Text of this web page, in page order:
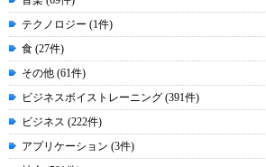
テクノロジー (1件)
食 (27件)
その他 (61件)
ビジネスボイストレーニング (391件)
ビジネス (222件)
アプリケーション (3件)